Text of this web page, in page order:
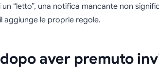
“letto”, una notifica mancante non
aggiunge le proprie regole.
dopo aver premuto